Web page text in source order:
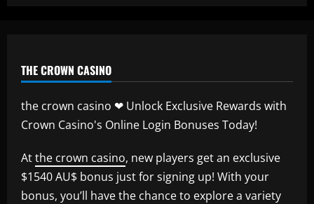
THE CROWN CASINO
the crown casino ❤ Unlock Exclusive Rewards with
Crown Casino's Online Login Bonuses Today!
Atthe crown casino, new players get an exclusive
$1540 AU$ bonus just for signing up! With your
bonus, you’ll have the chance to explore a variety